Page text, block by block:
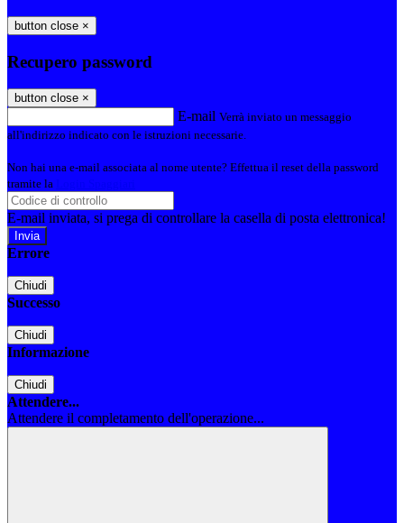
button close ×
Recupero password
button close ×
E-mail Verrà inviato un messaggio
all'indirizzo indicato con le istruzioni necessarie.
Non hai una e-mail associata al nome utente? Effettua il reset della password
tramite la
E-mail inviata, si prega di controllare la casella di posta elettronica!
Errore
Chiudi
Successo
Chiudi
Informazione
Chiudi
Attendere...
Attendere il completamento dell'operazione...